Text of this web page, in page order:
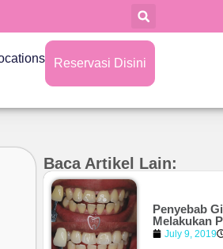
Reservasi Disini
Baca Artikel Lain:
Penyebab
Melakukan
July 9, 2019